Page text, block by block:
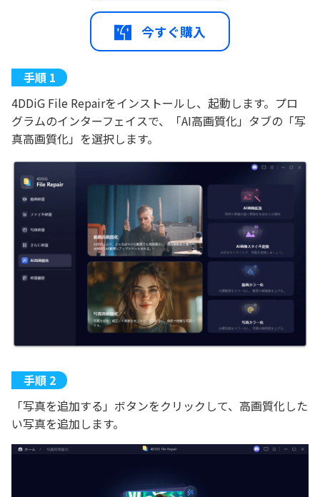
今すぐ購入
4DDiG File Repairをインストールし、起動します。プロ
グラムのインターフェイスで、「AI高画質化」タブの「写
真高画質化」を選択します。
「写真を追加する」ボタンをクリックして、高画質化した
い写真を追加します。